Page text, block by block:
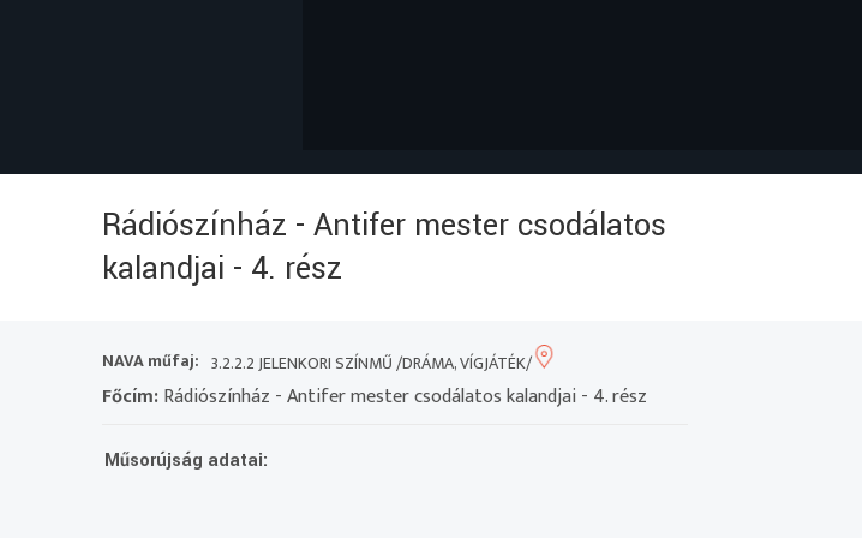
Rádiószínház - Antifer mester csodálatos
kalandjai - 4. rész
NAVA műfaj: 3.2.2.2 JELENKORI SZÍNMŰ /DRÁMA, VÍGJÁTÉK/
Főcím:Rádiószínház - Antifer mester csodálatos kalandjai - 4. rész
Műsorújság adatai: